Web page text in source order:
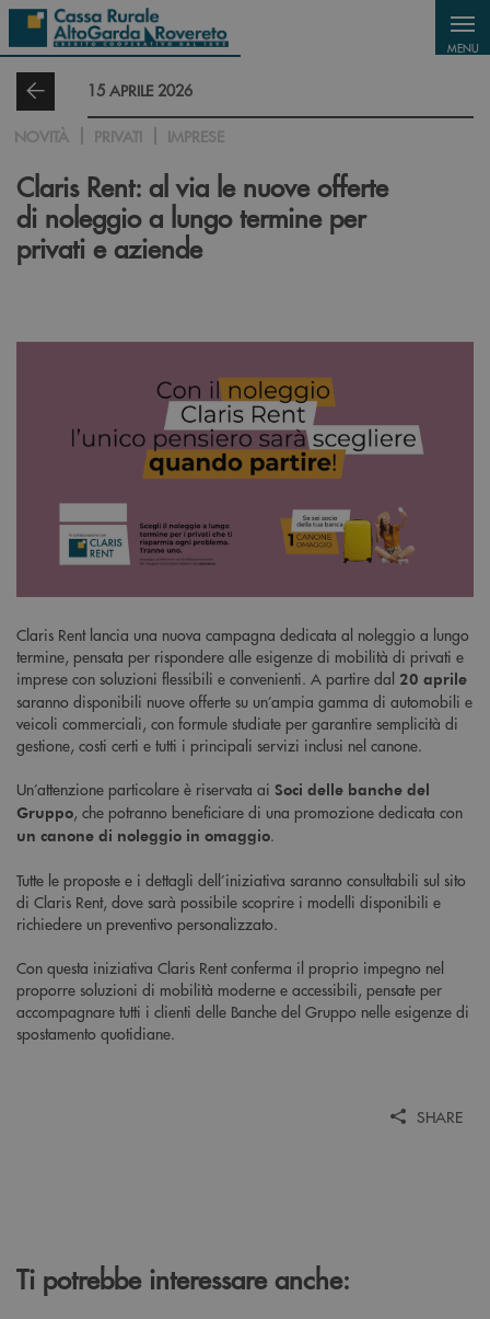
Salta al contenuto principale
MENU
15 APRILE 2026
NOVITÀ PRIVATI IMPRESE
Claris Rent: al via le nuove offerte
di noleggio a lungo termine per
privati e aziende
Claris Rent lancia una nuova campagna dedicata al noleggio a lungo
termine, pensata per rispondere alle esigenze di mobilità di privati e
imprese con soluzioni flessibili e convenienti. A partire dal 20 aprile
saranno disponibili nuove offerte su un’ampia gamma di automobili e
veicoli commerciali, con formule studiate per garantire semplicità di
gestione, costi certi e tutti i principali servizi inclusi nel canone.
Un’attenzione particolare è riservata ai Soci delle banche del
Gruppo, che potranno beneficiare di una promozione dedicata con
un canone di noleggio in omaggio.
Tutte le proposte e i dettagli dell’iniziativa saranno consultabili sul sito
di Claris Rent, dove sarà possibile scoprire i modelli disponibili e
richiedere un preventivo personalizzato.
Con questa iniziativa Claris Rent conferma il proprio impegno nel
proporre soluzioni di mobilità moderne e accessibili, pensate per
accompagnare tutti i clienti delle Banche del Gruppo nelle esigenze di
spostamento quotidiane.
SHARE
Ti potrebbe interessare anche: